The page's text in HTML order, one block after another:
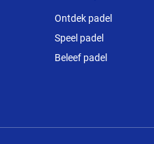
deze
website
Ontdek padel
Speel padel
Beleef padel